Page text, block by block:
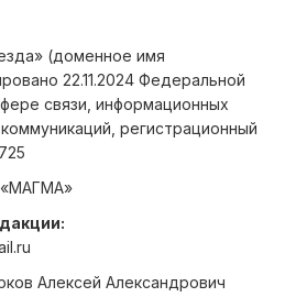
(доменное имя
22.11.2024 Федеральной
связи, информационных
регистрационный
Алексей Александрович